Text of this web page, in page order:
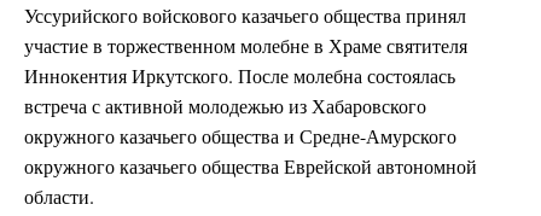
Уссурийского войскового казачьего общества принял
участие в торжественном молебне в Храме святителя
Иннокентия Иркутского. После молебна состоялась
встреча с активной молодежью из Хабаровского
окружного казачьего общества и Средне-Амурского
окружного казачьего общества Еврейской автономной
области.